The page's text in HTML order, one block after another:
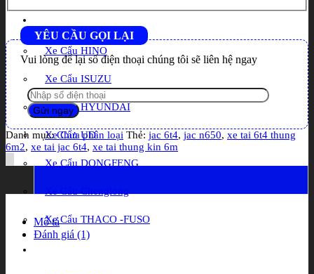
Xe Cẩu HINO
Xe Cẩu ISUZU
Xe Cẩu HYUNDAI
Xe Cẩu UD
Xe Cẩu DONGFENG
Xe Cẩu THACO -FUSO
YÊU CẦU GỌI LẠI
Vui lòng để lại số điện thoại chúng tôi sẽ liên hệ ngay
Danh mục:Chưa phân loại Thẻ: jac 6t4, jac n650, xe tai 6t4 thung
6m2, xe tai jac 6t4, xe tai thung kin 6m
Mô tả
Đánh giá (1)